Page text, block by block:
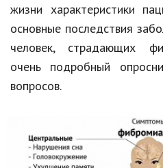
Наука и технологии
жизни характеристики
основные последствия
человек, страдающих
очень подробный
вопросов.